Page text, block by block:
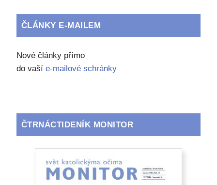
ČLÁNKY E-MAILEM
Nové články přímo
do vaší e-mailové schránky
ČTRNÁCTIDENÍK MONITOR